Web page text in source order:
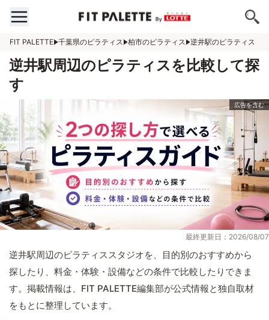
FIT PALETTE 千葉県のピラティス 柏市のピラティス 逆井駅のピラティス
逆井駅周辺のピラティスを比較して探
す
最終更新日：2026/08/07
逆井駅周辺のピラティススタジオを、目的別のおすすめから
探したり、料金・体験・設備などの条件で比較したりできま
す。掲載情報は、FIT PALETTE編集部が公式情報と独自取材
をもとに整理しています。